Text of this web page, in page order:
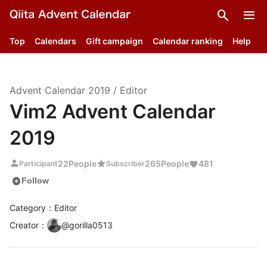
search menu
Top Calendars Gift campaign Calendar ranking Help
Advent Calendar 2019 / Editor
Vim2 Advent Calendar
2019
person Participant22PeoplestarSubscriber265People 481
add_circleFollow
Category：Editor
Creator ： @gorilla0513